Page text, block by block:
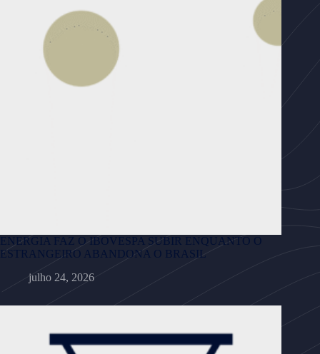
ENERGIA FAZ O IBOVESPA SUBIR ENQUANTO O
ESTRANGEIRO ABANDONA O BRASIL
julho 24, 2026